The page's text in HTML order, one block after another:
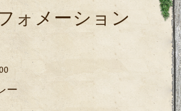
ォメーション
ー